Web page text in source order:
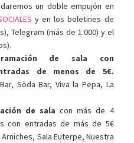
un doble empujón en
y en los boletines de
Telegram (más de 1.000) y el
de sala con
de menos de 5€.
Söda Bar, Viva la Pepa, La
de sala con más de 4
con entradas de más de 5€
Sala Euterpe, Nuestra